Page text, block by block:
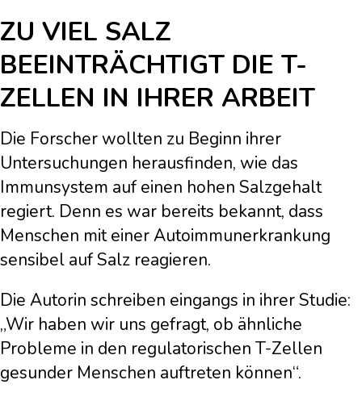
ZU VIEL SALZ
BEEINTRÄCHTIGT DIE T-
ZELLEN IN IHRER ARBEIT
Die Forscher wollten zu Beginn ihrer
Untersuchungen herausfinden, wie das
Immunsystem auf einen hohen Salzgehalt
regiert. Denn es war bereits bekannt, dass
Menschen mit einer Autoimmunerkrankung
sensibel auf Salz reagieren.
Die Autorin schreiben eingangs in ihrer Studie:
„Wir haben wir uns gefragt, ob ähnliche
Probleme in den regulatorischen T-Zellen
gesunder Menschen auftreten können“.